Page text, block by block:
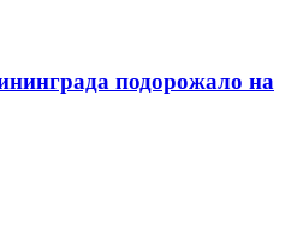
подорожало на